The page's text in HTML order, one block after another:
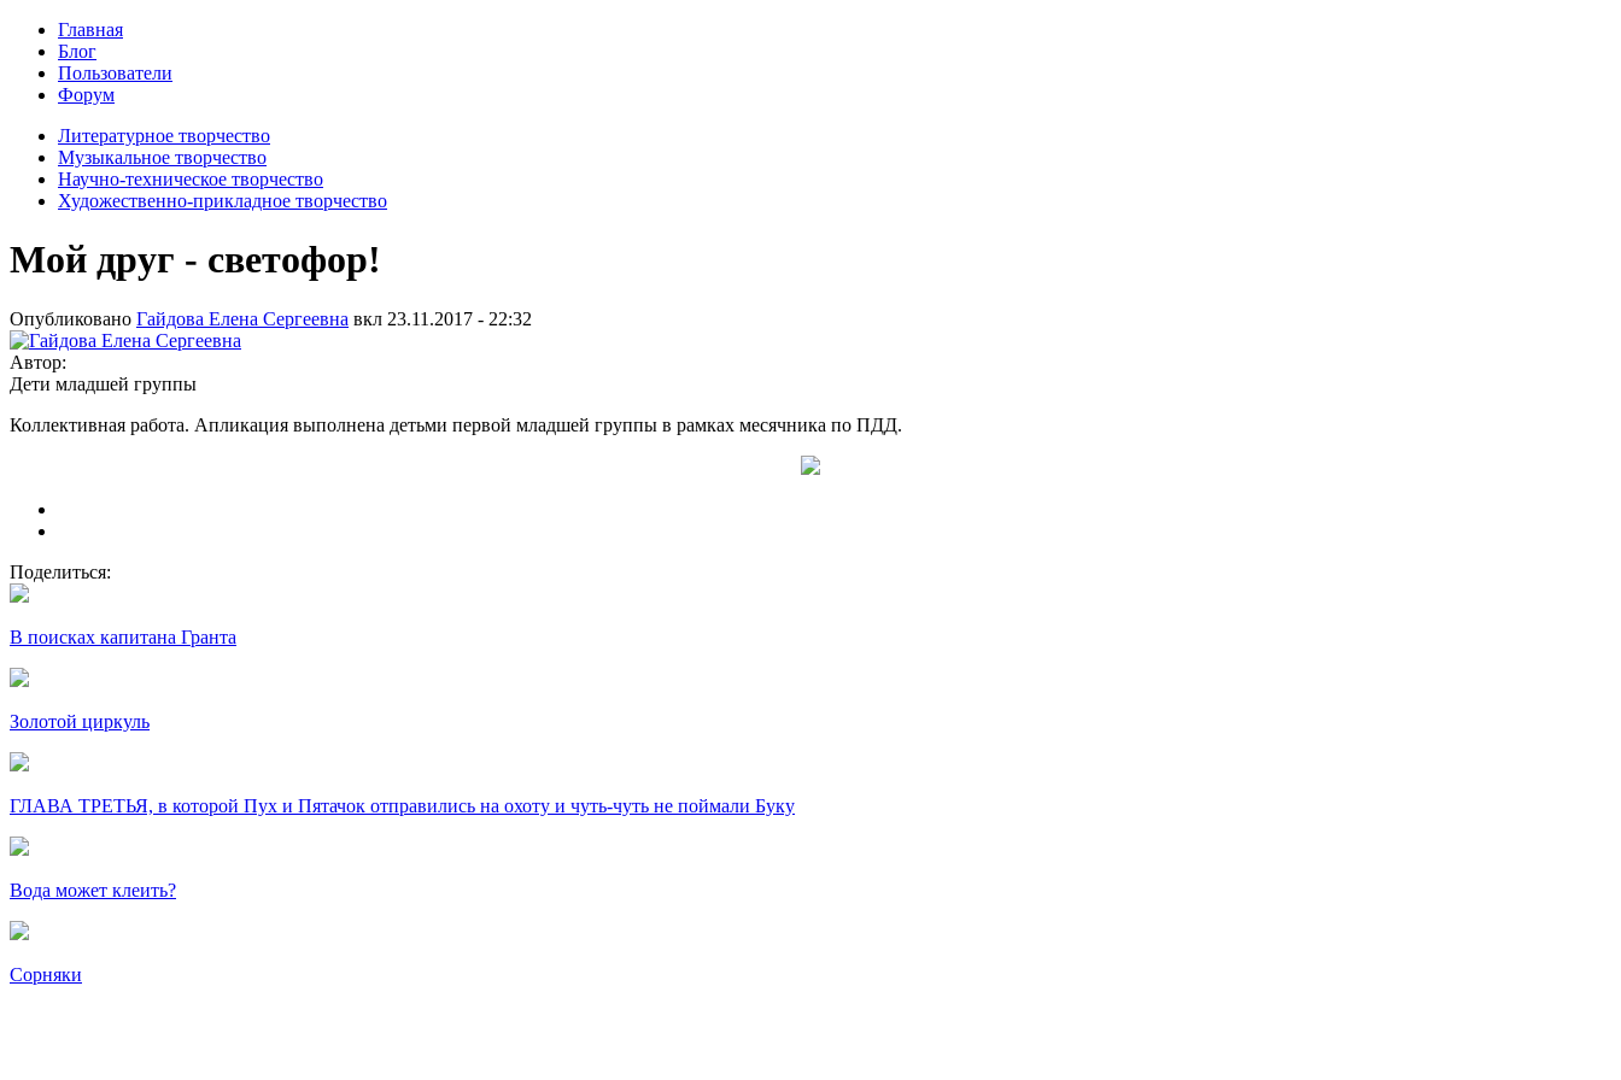
Главная
Блог
Пользователи
Форум
Литературное творчество
Музыкальное творчество
Научно-техническое творчество
Художественно-прикладное творчество
Мой друг - светофор!
Опубликовано Гайдова Елена Сергеевна вкл 23.11.2017 - 22:32
Автор:
Дети младшей группы
Коллективная работа. Апликация выполнена детьми первой младшей группы в рамках месячника по ПДД.
Поделиться:
В поисках капитана Гранта
Золотой циркуль
ГЛАВА ТРЕТЬЯ, в которой Пух и Пятачок отправились на охоту и чуть-чуть не поймали Буку
Вода может клеить?
Сорняки